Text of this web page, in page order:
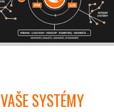
VAŠE SYSTÉMY